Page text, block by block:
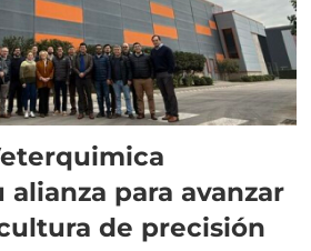
para avanzar
de precisión